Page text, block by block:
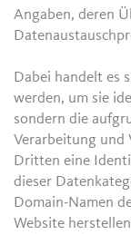
Angaben, deren
Dabei handelt es
werden, um sie
sondern die
Verarbeitung und
Dritten eine
dieser
Domain-Namen
Website